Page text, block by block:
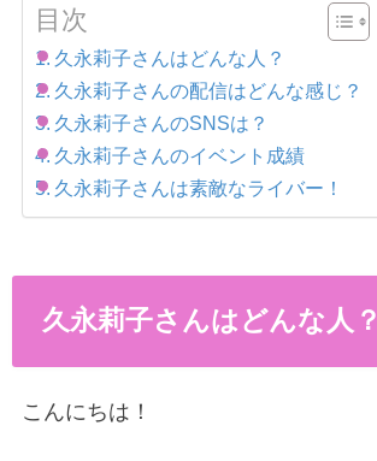
目次
久永莉子さんはどんな人？
久永莉子さんの配信はどんな感じ？
久永莉子さんのSNSは？
久永莉子さんのイベント成績
久永莉子さんは素敵なライバー！
久永莉子さんはどんな人？
こんにちは！